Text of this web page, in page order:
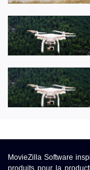
MovieZilla Software